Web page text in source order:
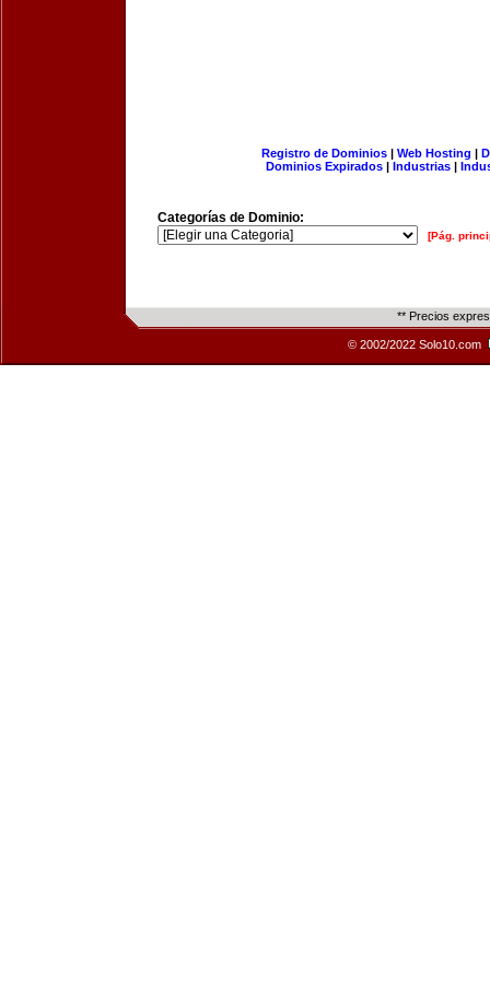
Registro de Dominios| Web Hosting |
Dominios Expirados | Industrias |
Categorías de Dominio:
[Pág.
** Precios
© 2002/2022 Solo10.com